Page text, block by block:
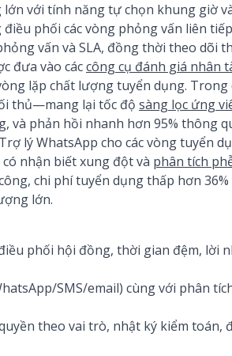
với tính năng tự chọn khung giờ
phối các vòng phỏng vấn liên
vấn và SLA, đồng thời theo dõi
đưa vào cáccông cụ đánh giá nhân
lặp chất lượng tuyển dụng. Trong
thủ—mang lại tốc độ sàng lọc ứng
và phản hồi nhanh hơn 95% thông
lý WhatsApp cho các vòng tuyển
nhận biết xung đột và phân tích
chi phí tuyển dụng thấp hơn
lớn.
phối hội đồng, thời gian đệm, lời
SMS/email) cùng với phân
theo vai trò, nhật ký kiểm toán,